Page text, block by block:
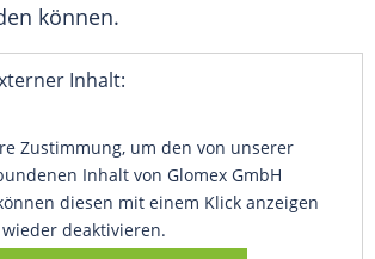
können.
Inhalt:
Zustimmung, um den von unserer
Inhalt von Glomex GmbH
diesen mit einem Klick anzeigen
deaktivieren.